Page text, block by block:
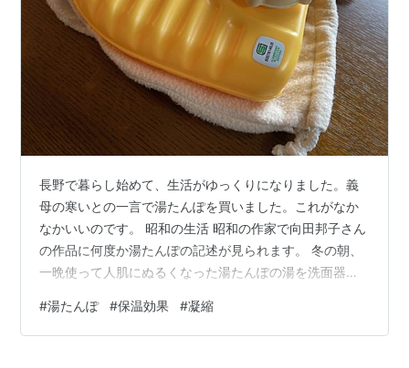
長野で暮らし始めて、生活がゆっくりになりました。義
母の寒いとの一言で湯たんぽを買いました。これがなか
なかいいのです。 昭和の生活 昭和の作家で向田邦子さん
の作品に何度か湯たんぽの記述が見られます。 冬の朝、
一晩使って人肌にぬるくなった湯たんぽの湯を洗面器に
徴として描かれました。その頃は、洗面所に給湯設備が
ないので、ぬるま湯になったお湯を大切に使っていまし
#湯たんぽ #保温効果 #凝縮